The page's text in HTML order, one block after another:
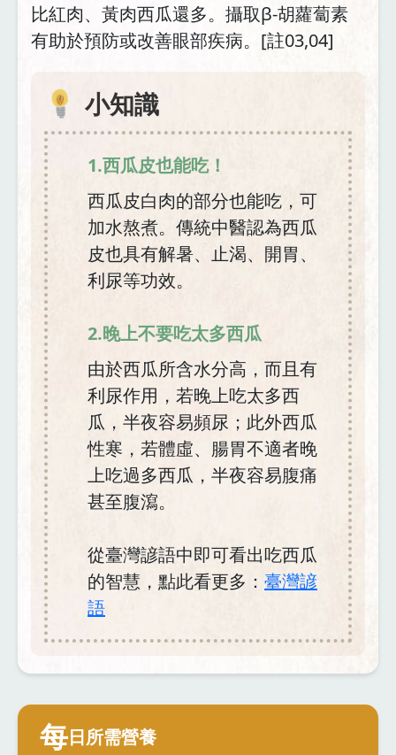
比紅肉、黃肉西瓜還多。攝取β-胡蘿蔔素
有助於預防或改善眼部疾病。[註03,04]
小知識
1.西瓜皮也能吃！
西瓜皮白肉的部分也能吃，可
加水熬煮。傳統中醫認為西瓜
皮也具有解暑、止渴、開胃、
利尿等功效。
2.晚上不要吃太多西瓜
由於西瓜所含水分高，而且有
利尿作用，若晚上吃太多西
瓜，半夜容易頻尿；此外西瓜
性寒，若體虛、腸胃不適者晚
上吃過多西瓜，半夜容易腹痛
甚至腹瀉。
從臺灣諺語中即可看出吃西瓜
的智慧，點此看更多： 臺灣諺
語
每日所需營養